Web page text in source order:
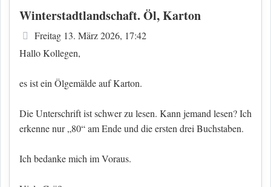
Winterstadtlandschaft. Öl, Karton
Beitrag
Freitag 13. März 2026, 17:42
Hallo Kollegen,
es ist ein Ölgemälde auf Karton.
Die Unterschrift ist schwer zu lesen. Kann jemand lesen? Ich
erkenne nur „80“ am Ende und die ersten drei Buchstaben.
Ich bedanke mich im Voraus.